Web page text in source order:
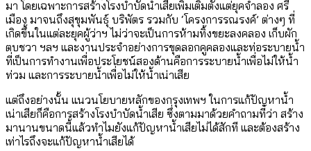
มา โดยเฉพาะการสร้างโรงบำบัดน้ำเสียเพิ่มเติมตั้งแต่ยุคจำลอง ศรี
เมือง มาจนถึงสุขุมพันธุ์ บริพัตร รวมกับ ‘โครงการรณรงค์’ ต่างๆ ที่
เกิดขึ้นในแต่ละยุคผู้ว่าฯ ไม่ว่าจะเป็นการห้ามทิ้งขยะลงคลอง เก็บผัก
ตบชวา ฯลฯ และงานประจำอย่างการขุดลอกคูคลองและท่อระบายน้ำ
ที่เป็นการทำงานเพื่อประโยชน์สองด้านคือการระบายน้ำเพื่อไม่ให้น้ำ
ท่วม และการระบายน้ำเพื่อไม่ให้น้ำเน่าเสีย
แต่ถึงอย่างนั้น แนวนโยบายหลักของกรุงเทพฯ ในการแก้ปัญหาน้ำ
เน่าเสียก็คือการสร้างโรงบำบัดน้ำเสีย ซึ่งตามมาด้วยคำถามที่ว่า สร้าง
มานานขนาดนี้แล้วทำไมยังแก้ปัญหาน้ำเสียไม่ได้สักที และต้องสร้าง
เท่าไรถึงจะแก้ปัญหาน้ำเสียได้